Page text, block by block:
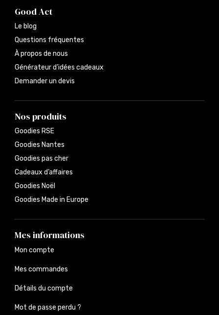
Good Act
Le blog
Questions fréquentes
À propos de nous
Générateur d’idées cadeaux
Demander un devis
Nos produits
Goodies RSE
Goodies Nantes
Goodies pas cher
Cadeaux d’affaires
Goodies Noël
Goodies Made in Europe
Mes informations
Mon compte
Mes commandes
Détails du compte
Mot de passe perdu ?